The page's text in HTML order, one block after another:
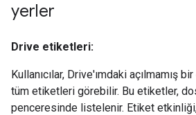
yerler
Drive etiketleri:
Kullanıcılar, Drive'ımdaki açılmamış
tüm etiketleri görebilir. Bu etiketler,
penceresinde listelenir. Etiket